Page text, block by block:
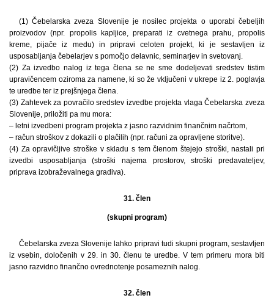
(1) Čebelarska zveza Slovenije je nosilec projekta o uporabi čebeljih
proizvodov (npr. propolis kapljice, preparati iz cvetnega prahu, propolis
kreme, pijače iz medu) in pripravi celoten projekt, ki je sestavljen iz
usposabljanja čebelarjev s pomočjo delavnic, seminarjev in svetovanj.
(2) Za izvedbo nalog iz tega člena se ne sme dodeljevati sredstev tistim
upravičencem oziroma za namene, ki so že vključeni v ukrepe iz 2. poglavja
te uredbe ter iz prejšnjega člena.
(3) Zahtevek za povračilo sredstev izvedbe projekta vlaga Čebelarska zveza
Slovenije, priložiti pa mu mora:
– letni izvedbeni program projekta z jasno razvidnim finančnim načrtom,
– račun stroškov z dokazili o plačilih (npr. računi za opravljene storitve).
(4) Za opravičljive stroške v skladu s tem členom štejejo stroški, nastali pri
izvedbi usposabljanja (stroški najema prostorov, stroški predavateljev,
priprava izobraževalnega gradiva).
31. člen
(skupni program)
Čebelarska zveza Slovenije lahko pripravi tudi skupni program, sestavljen
iz vsebin, določenih v 29. in 30. členu te uredbe. V tem primeru mora biti
jasno razvidno finančno ovrednotenje posameznih nalog.
32. člen